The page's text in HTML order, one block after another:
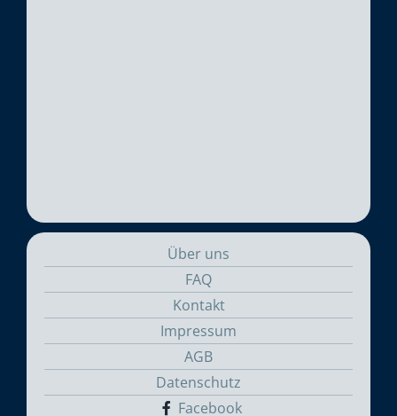
Über uns
FAQ
Kontakt
Impressum
AGB
Datenschutz
Facebook